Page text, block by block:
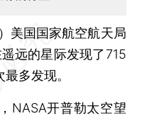
美国国家航空航天局
远的星际发现了715
多发现。
开普勒太空望